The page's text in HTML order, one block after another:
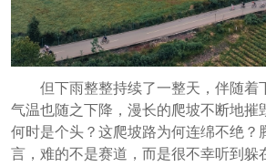
但下雨整整持续了一整天，伴随着
气温也随之下降，漫长的爬坡不断地摧
何时是个头？这爬坡路为何连绵不绝？
言，难的不是赛道，而是很不幸听到躲